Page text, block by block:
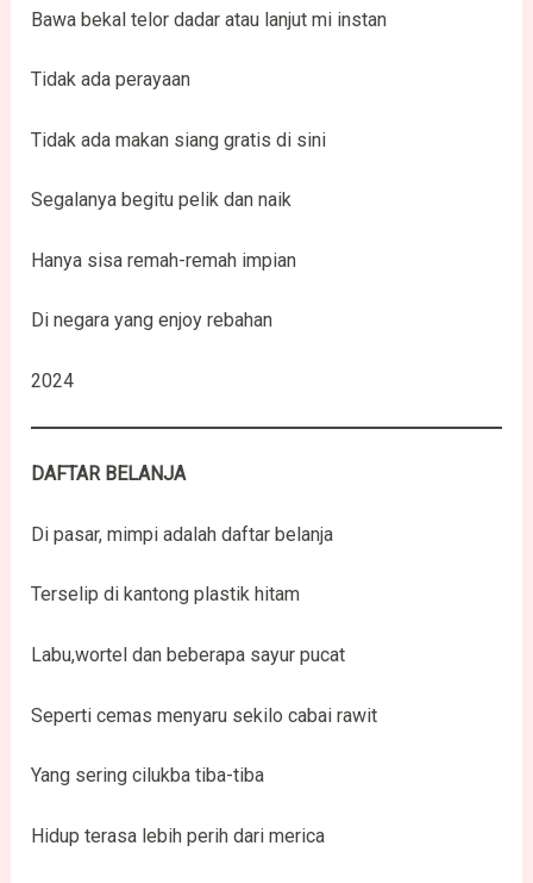
Bawa bekal telor dadar atau lanjut mi instan
Tidak ada perayaan
Tidak ada makan siang gratis di sini
Segalanya begitu pelik dan naik
Hanya sisa remah-remah impian
Di negara yang enjoy rebahan
2024
DAFTAR BELANJA
Di pasar, mimpi adalah daftar belanja
Terselip di kantong plastik hitam
Labu,wortel dan beberapa sayur pucat
Seperti cemas menyaru sekilo cabai rawit
Yang sering cilukba tiba-tiba
Hidup terasa lebih perih dari merica